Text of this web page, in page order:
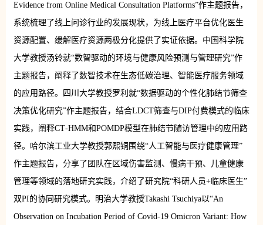
Evidence from Online Medical Consultation Platforms”作主题报告，
系统梳理了线上问诊行业的发展现状，为线上医疗平台优化医生
资源配置、缓解医疗资源两极分化提供了实证依据。中国科学院
大学教授汤铃就“数智驱动的环境与健康风险预测与管理研究”作
主题报告，阐释了数智技术在生态低碳治理、智能医疗服务领域
的应用路径。四川大学教授罗利就“数据驱动的个性化肺结节筛查
决策优化研究”作主题报告，结合LDCT筛查与DIP付费模式的临床
实践，阐释CT‑HMM和POMDP模型在肺结节随访管理中的应用路
径。哈尔滨工业大学教授郭熙铜围绕“人工智能与医疗健康管理”
作主题报告，分享了团队在区域伤害监测、慢病干预、儿童健康
管理等领域的落地研究实践，介绍了研究院“科研人员+临床医生”
双PI的协同研究模式。明治大学教授Takashi Tsuchiya以“An
Observation on Incubation Period of Covid-19 Omicron Variant: How